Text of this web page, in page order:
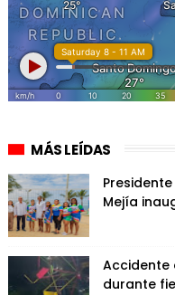
MÁS LEÍDAS
Mejía
Accidente
durante